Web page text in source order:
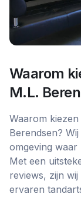
Waarom
M.L.
Waarom
Berendsen?
omgeving
Met een
reviews, zijn
ervaren